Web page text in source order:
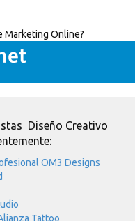
Marketing Online?
Diseño Creativo
OM3 Designs
Tattoo